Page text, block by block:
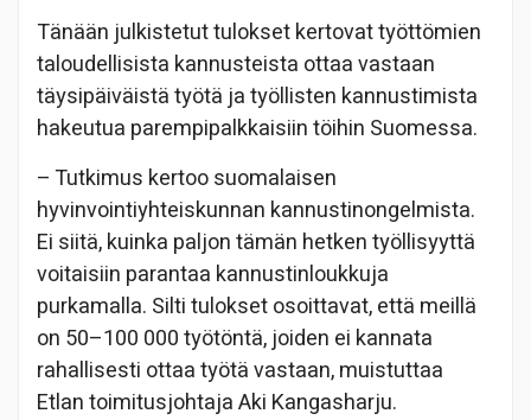
Tänään julkistetut tulokset kertovat työttömien
taloudellisista kannusteista ottaa vastaan
täysipäiväistä työtä ja työllisten kannustimista
hakeutua parempipalkkaisiin töihin Suomessa.
– Tutkimus kertoo suomalaisen
hyvinvointiyhteiskunnan kannustinongelmista.
Ei siitä, kuinka paljon tämän hetken työllisyyttä
voitaisiin parantaa kannustinloukkuja
purkamalla. Silti tulokset osoittavat, että meillä
on 50–100 000 työtöntä, joiden ei kannata
rahallisesti ottaa työtä vastaan, muistuttaa
Etlan toimitusjohtaja Aki Kangasharju.